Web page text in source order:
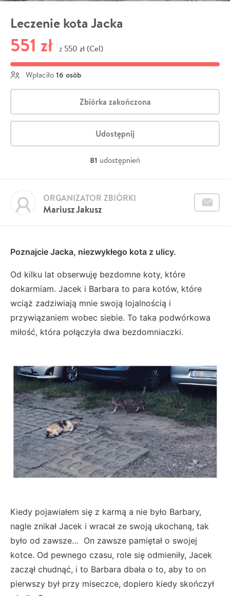
Leczenie kota Jacka
551 zł z 550 zł (Cel)
Wpłaciło 16 osób
Zbiórka zakończona
Udostępnij
81 udostępnień
Mariusz Jakusz
ORGANIZATOR ZBIÓRKI
Poznajcie Jacka, niezwykłego kota z ulicy.
Od kilku lat obserwuję bezdomne koty, które
dokarmiam. Jacek i Barbara to para kotów, które
wciąż zadziwiają mnie swoją lojalnością i
przywiązaniem wobec siebie. To taka podwórkowa
miłość, która połączyła dwa bezdomniaczki.
Kiedy pojawiałem się z karmą a nie było Barbary,
nagle znikał Jacek i wracał ze swoją ukochaną, tak
było od zawsze… On zawsze pamiętał o swojej
kotce. Od pewnego czasu, role się odmieniły, Jacek
zaczął chudnąć, i to Barbara dbała o to, aby to on
pierwszy był przy miseczce, dopiero kiedy skończył